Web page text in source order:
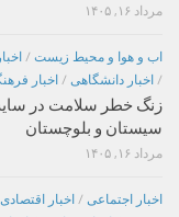
مرداد ۱۶, ۱۴۰۵
اب و هوا و محیط زیست /
/ اخبار دانشگاهی / اخبار
زنگ خطر سلامت در
سیستان و بلوچستان
مرداد ۱۶, ۱۴۰۵
اخبار اجتماعی / اخبار اقتصادی